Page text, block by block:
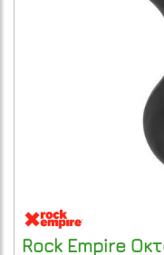
Rock Empire